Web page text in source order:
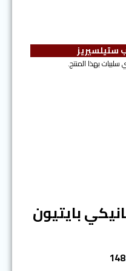
ستيلسيريز
بهذا المنتج.
بايتيون
148